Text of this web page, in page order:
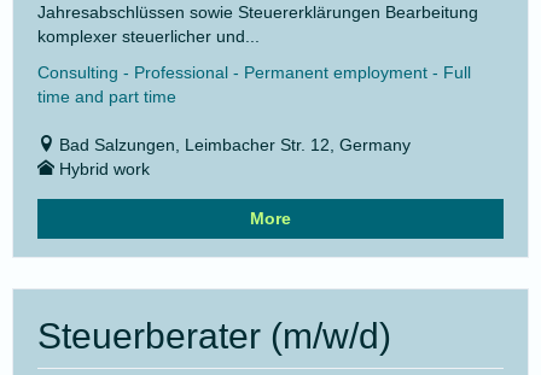
Jahresabschlüssen sowie Steuererklärungen Bearbeitung
komplexer steuerlicher und...
Consulting - Professional - Permanent employment - Full
time and part time
Bad Salzungen, Leimbacher Str. 12, Germany
Hybrid work
More
Steuerberater (m/w/d)